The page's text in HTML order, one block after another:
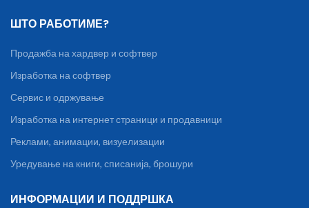
ШТО РАБОТИМЕ?
Продажба на хардвер и софтвер
Изработка на софтвер
Сервис и одржување
Изработка на интернет страници и продавници
Реклами, анимации, визуелизации
Уредување на книги, списанија, брошури
ИНФОРМАЦИИ И ПОДДРШКА